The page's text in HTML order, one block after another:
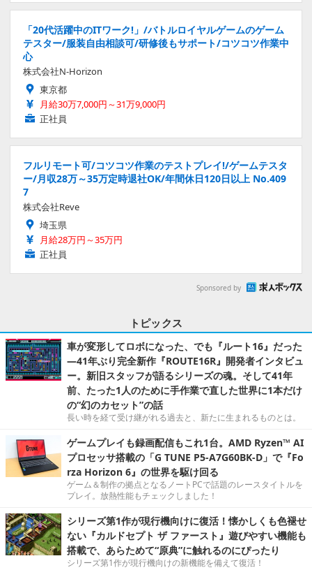
「20代活躍中のITワーク!」/バトルロイヤルゲームのゲーム
テスター/服装自由相談可/研修後もサポート/コツコツ作業中
心
株式会社N-Horizon
東京都
月給30万7,000円～31万9,000円
正社員
フルリモート可/コツコツ作業のテストプレイ!/ゲームテスタ
ー/月収28万～35万定時退社OK/年間休日120日以上 No.409
7
株式会社Reve
埼玉県
月給28万円～35万円
正社員
Sponsored by
トピックス
車が変形してロボになった、でも『ルート16』だった
―41年ぶり完全新作『ROUTE16R』開発者インタビュ
ー。新旧スタッフが語るシリーズの魂。そして41年
前、たった1人のために手作業で直した世界に1本だけ
の“幻のカセット”の話
長い時を経て受け継がれる過去と、新たに生まれるものとは。
ゲームプレイも録画配信もこれ1台。AMD Ryzen™ AI
プロセッサ搭載の「G TUNE P5-A7G60BK-D」で『Fo
rza Horizon 6』の世界を駆け回る
ゲーム＆制作の拠点となるノートPCで話題のレースタイトルを
プレイ。放熱性能もチェックしました！
シリーズ第1作が現行機向けに復活！懐かしくも色褪せ
ない『カルドセプト ザ ファースト』遊びやすい機能も
搭載で、あらためて“原典”に触れるのにぴったり
シリーズ第1作が現行機向けの新機能を備えて復活！